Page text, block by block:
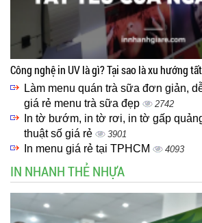
Công nghệ in UV là gì? Tại sao là xu hướng
Làm menu quán trà sữa đơn giản,
giá rẻ menu trà sữa đẹp
2742
In tờ bướm, in tờ rơi, in tờ gấp
thuật số giá rẻ
3901
In menu giá rẻ tại TPHCM 4093
IN NHANH THẺ NHỰA